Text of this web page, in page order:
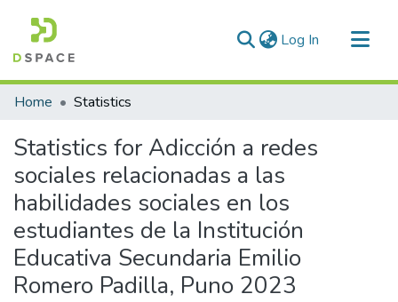
Log In (current)
Communities & Collections
Home Statistics
Statistics for Adicción a redes
sociales relacionadas a las
habilidades sociales en los
estudiantes de la Institución
Educativa Secundaria Emilio
Romero Padilla, Puno 2023